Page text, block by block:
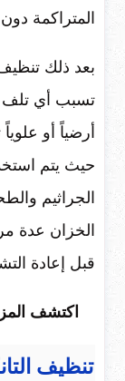
المتراكمة
بعد ذلك
تسبب أي تلف
أرضياً أو
حيث يتم
الجراثيم
الخزان عدة
قبل إعادة
اكتشف
تنظيف